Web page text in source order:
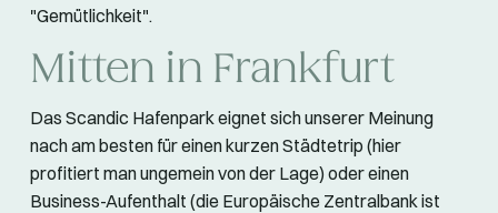
"Gemütlichkeit".
Mitten in Frankfurt
Das Scandic Hafenpark eignet sich unserer Meinung
nach am besten für einen kurzen Städtetrip (hier
profitiert man ungemein von der Lage) oder einen
Business-Aufenthalt (die Europäische Zentralbank ist